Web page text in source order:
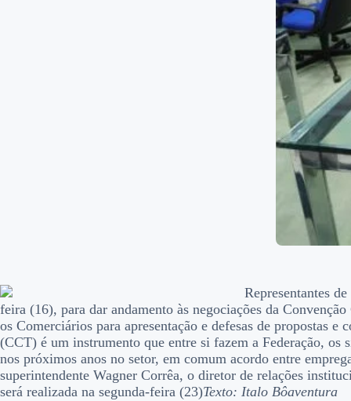
Representantes
feira (16), para dar andamento às negociações da
os Comerciários para apresentação e defesas de propostas
(CCT) é um instrumento que entre si fazem a Federação,
nos próximos anos no setor, em comum acordo entre
superintendente Wagner Corrêa, o diretor de relações
será realizada na segunda-feira (23)Texto: Italo Bôaventura